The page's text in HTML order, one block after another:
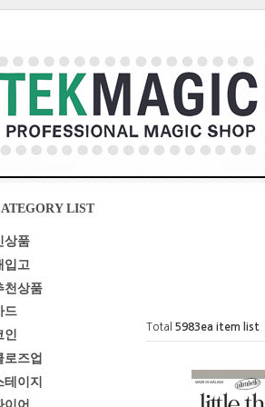
LIST
상품
입고
천상품
드
인
로즈업
테이지
Total 5983ea item list